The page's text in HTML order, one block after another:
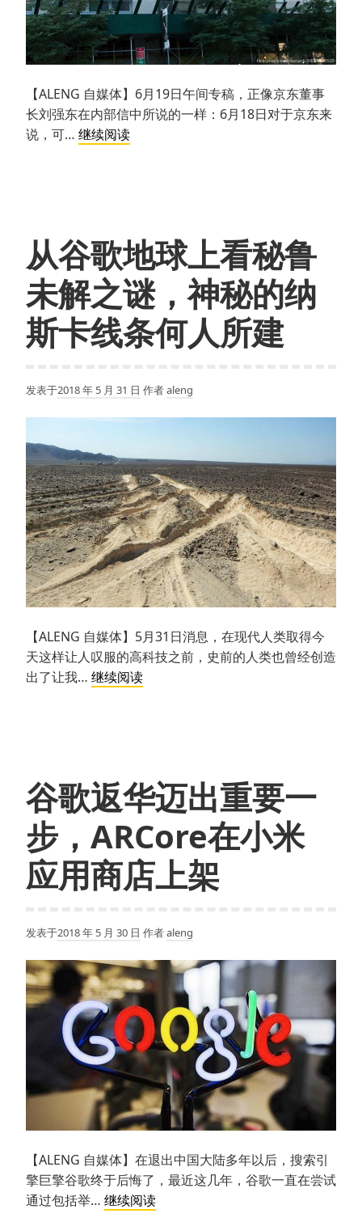
了
【ALENG 自媒体】6月19日午间专稿，正像京东董事
长刘强东在内部信中所说的一样：6月18日对于京东来
说，可… 继续阅读5.5
后
的
算
法：
Google+京
东
里
巴
从谷歌地球上看秘鲁
未解之谜，神秘的纳
斯卡线条何人所建
发表于2018 年 5 月 31 日 作者aleng
【ALENG 自媒体】5月31日消息，在现代人类取得今
天这样让人叹服的高科技之前，史前的人类也曾经创造
出了让我… 继续阅读从
看
鲁
未
解
神
秘
的
纳
斯
卡
线
条
何
人
建
谷歌返华迈出重要一
步，ARCore在小米
应用商店上架
发表于2018 年 5 月 30 日 作者aleng
【ALENG 自媒体】在退出中国大陆多年以后，搜索引
擎巨擎谷歌终于后悔了，最近这几年，谷歌一直在尝试
通过包括举… 继续阅读谷